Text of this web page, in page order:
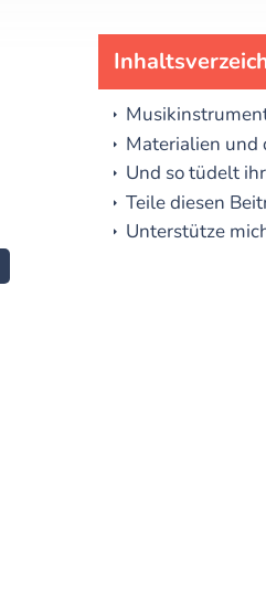
Materialien und
Und so tüdelt
Teile diesen
Unterstütze